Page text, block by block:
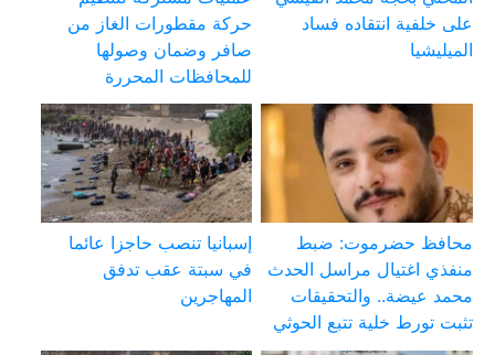
على خلفية انتقاده فساد
الميليشيا
حركة مقطورات الغاز من
صافر وضمان وصولها
للمحافظات المحررة
محافظ حضرموت: ضبط
منفذي اغتيال مراسل الحدث
محمد عيضة.. والتحقيقات
تثبت تورط خلية تتبع الحوثي
إسبانيا تنصب حاجزا عائما
في سبتة عقب تدفق
المهاجرين